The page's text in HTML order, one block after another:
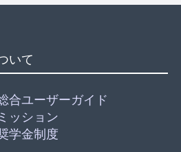
いて
合ユーザーガイド
ッション
学金制度